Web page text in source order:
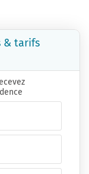
& tarifs